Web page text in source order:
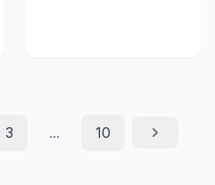
3 ... 10